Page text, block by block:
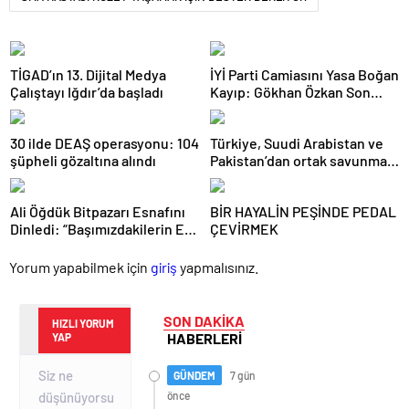
TİGAD’ın 13. Dijital Medya
Çalıştayı Iğdır’da başladı
İYİ Parti Camiasını Yasa Boğan
Kayıp: Gökhan Özkan Son
Yolculuğuna Uğurlandı
30 ilde DEAŞ operasyonu: 104
şüpheli gözaltına alındı
Türkiye, Suudi Arabistan ve
Pakistan’dan ortak savunma
anlaşması
Ali Öğdük Bitpazarı Esnafını
Dinledi: “Başımızdakilerin Eli
BİR HAYALİN PEŞİNDE PEDAL
ÇEVİRMEK
Yorum yapabilmek için giriş yapmalısınız.
HIZLI YORUM
YAP
SON DAKİKA
HABERLERİ
GÜNDEM
7 gün
önce